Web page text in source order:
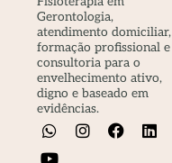
Gerontologia,
atendimento domiciliar,
formação profissional e
consultoria para o
envelhecimento ativo,
digno e baseado em
evidências.